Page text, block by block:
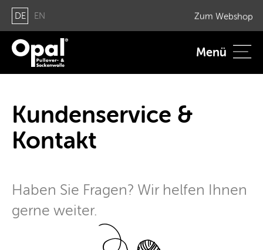
DE EN Zum Web­shop
Menü
Kun­den­ser­vice &
Kon­takt
Haben Sie Fra­gen? Wir hel­fen Ihnen
gerne wei­ter.